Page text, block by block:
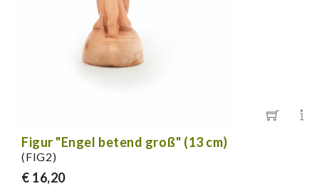
Figur "Engel betend groß" (13 cm)
(FIG2)
€ 16,20